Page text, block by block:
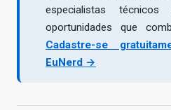
especialistas
oportunidades que
Cadastre-se
EuNerd →